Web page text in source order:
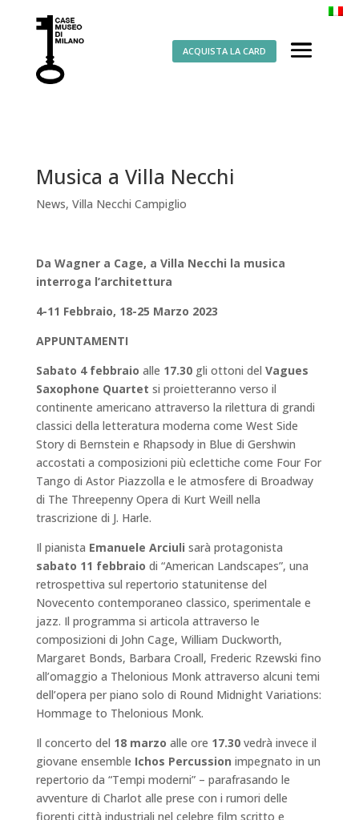
ACQUISTA LA CARD
Musica a Villa Necchi
News, Villa Necchi Campiglio
Da Wagner a Cage, a Villa Necchi la musica
interroga l’architettura
4-11 Febbraio, 18-25 Marzo 2023
APPUNTAMENTI
Sabato 4 febbraio alle 17.30 gli ottoni del Vagues
Saxophone Quartet si proietteranno verso il
continente americano attraverso la rilettura di grandi
classici della letteratura moderna come West Side
Story di Bernstein e Rhapsody in Blue di Gershwin
accostati a composizioni più eclettiche come Four For
Tango di Astor Piazzolla e le atmosfere di Broadway
di The Threepenny Opera di Kurt Weill nella
trascrizione di J. Harle.
Il pianista Emanuele Arciuli sarà protagonista
sabato 11 febbraio di “American Landscapes”, una
retrospettiva sul repertorio statunitense del
Novecento contemporaneo classico, sperimentale e
jazz. Il programma si articola attraverso le
composizioni di John Cage, William Duckworth,
Margaret Bonds, Barbara Croall, Frederic Rzewski fino
all’omaggio a Thelonious Monk attraverso alcuni temi
dell’opera per piano solo di Round Midnight Variations:
Hommage to Thelonious Monk.
Il concerto del 18 marzo alle ore 17.30vedrà invece il
giovane ensemble Ichos Percussion impegnato in un
repertorio da “Tempi moderni” – parafrasando le
avventure di Charlot alle prese con i rumori delle
fiorenti città industriali nel celebre film scritto e